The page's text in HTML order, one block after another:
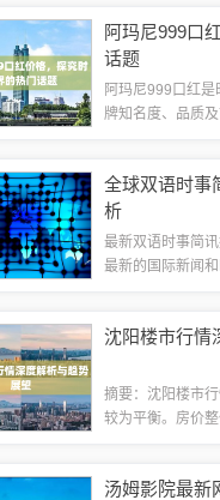
这些举措旨在满
居...
阿玛尼999口
话题
阿玛尼999口红
牌知名度、品质
议查询官方渠道
全球双语时事
析
最新双语时事简
最新的国际新闻
讯注重实时更新
沈阳楼市行情
摘要：沈阳楼市
较为平衡。房价
多样化，投资客
汤姆影院最新